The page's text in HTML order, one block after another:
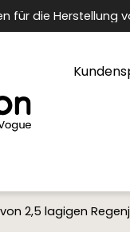
für die Herstellung
2,5 lagigen